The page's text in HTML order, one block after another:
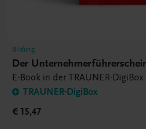
Bildung
Der
E-Book in der TRAUNER-DigiBox
TRAUNER-DigiBox
€ 15,47